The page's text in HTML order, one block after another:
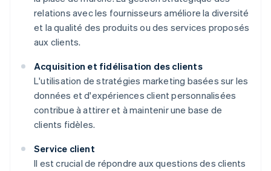
relations avec les fournisseurs améliore la diversité
et la qualité des produits ou des services proposés
aux clients.
Acquisition et fidélisation des clients
L'utilisation de stratégies marketing basées sur les
données et d'expériences client personnalisées
contribue à attirer et à maintenir une base de
clients fidèles.
Service client
Il est crucial de répondre aux questions des clients